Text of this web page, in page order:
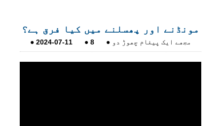
مونڈنے اور پھسلنے میں کیا فرق ہے؟
● 2024-07-11 ● 8 ● مجھے ایک پیغام چھوڑ دو